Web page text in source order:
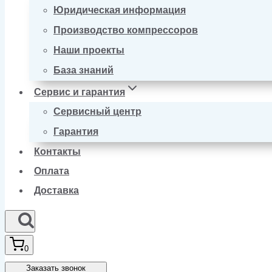
Юридическая информация
Производство компрессоров
Наши проекты
База знаний
Сервис и гарантия
Сервисный центр
Гарантия
Контакты
Оплата
Доставка
0
Заказать звонок